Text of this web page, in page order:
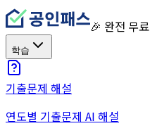
🎉 완전 무료
학습
기출문제 해설
연도별 기출문제 AI 해설